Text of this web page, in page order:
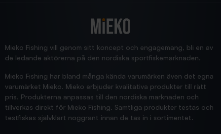
Jensa
Mieko Fishing vill genom sitt koncept och engagemang, bli en av
de ledande aktörerna på den nordiska sportfiskemarknaden.
Mieko Fishing har bland många kända varumärken även det egna
varumärket Mieko. Mieko erbjuder kvalitativa produkter till rätt
pris. Produkterna anpassas till den nordiska marknaden och
tillverkas direkt för Mieko Fishing. Samtliga produkter testas och
testfiskas självklart noggrant innan de tas in i sortimentet.